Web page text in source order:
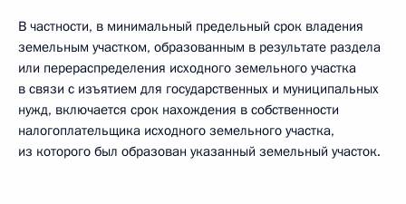
В частности, в минимальный предельный срок владения
земельным участком, образованным в результате раздела
или перераспределения исходного земельного участка
в связи с изъятием для государственных и муниципальных
нужд, включается срок нахождения в собственности
налогоплательщика исходного земельного участка,
из которого был образован указанный земельный участок.